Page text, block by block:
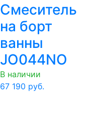
Смеситель
на борт
ванны
JO044NO
В наличии
67 190 руб.